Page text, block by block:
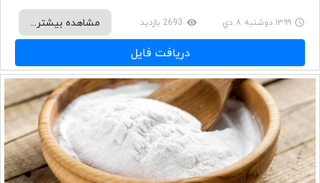
access_time ۱۳۹۹ دوشنبه ۸ دي remove_red_eye 2693 بازدید مشاهده بیشتر...
دریافت فایل